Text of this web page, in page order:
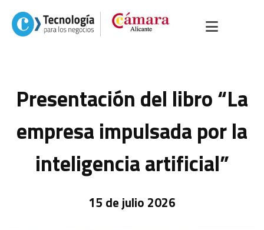
Presentación del libro “La
empresa impulsada por la
inteligencia artificial”
15 de julio 2026